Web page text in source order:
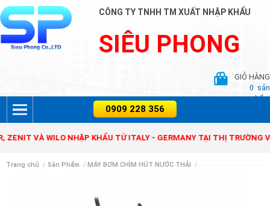
CÔNG TY TNHH TM XUẤT NHẬP KHẨU
SIÊU PHONG
GIỎ HÀNG
0 sản
phẩm
VÀ WILO NHẬP KHẨU TỪ ITALY - GERMANY TẠI THỊ TRƯỜNG VIỆT
Trang chủ / Sản Phẩm / MÁY BƠM CHÌM HÚT NƯỚC THẢI /